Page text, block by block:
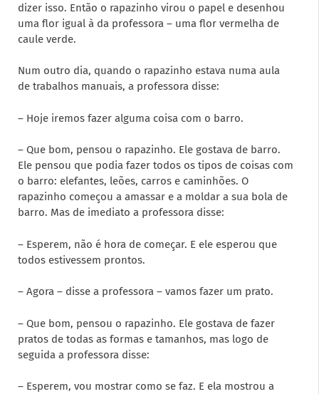
dizer isso. Então o rapazinho virou o papel e desenhou
uma flor igual à da professora – uma flor vermelha de
caule verde.
Num outro dia, quando o rapazinho estava numa aula
de trabalhos manuais, a professora disse:
– Hoje iremos fazer alguma coisa com o barro.
– Que bom, pensou o rapazinho. Ele gostava de barro.
Ele pensou que podia fazer todos os tipos de coisas com
o barro: elefantes, leões, carros e caminhões. O
rapazinho começou a amassar e a moldar a sua bola de
barro. Mas de imediato a professora disse:
– Esperem, não é hora de começar. E ele esperou que
todos estivessem prontos.
– Agora – disse a professora – vamos fazer um prato.
– Que bom, pensou o rapazinho. Ele gostava de fazer
pratos de todas as formas e tamanhos, mas logo de
seguida a professora disse:
– Esperem, vou mostrar como se faz. E ela mostrou a